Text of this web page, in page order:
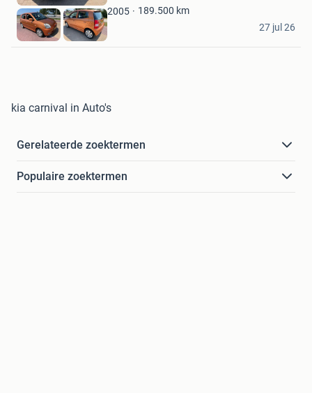
Favorieten2005 189.500 km
Pedro
Hasselt
27 jul 26
kia carnival in Auto's
Gerelateerde zoektermen
Populaire zoektermen